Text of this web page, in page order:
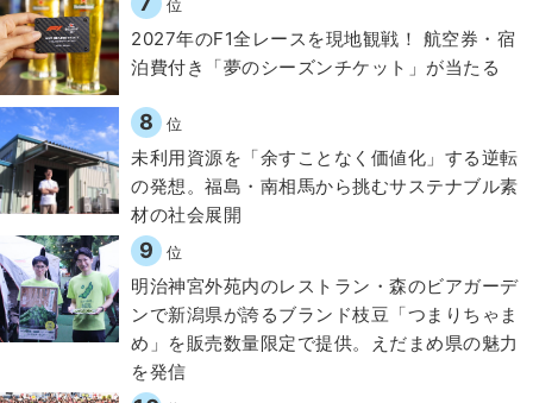
位
2027年のF1全レースを現地観戦！ 航空券・宿
泊費付き「夢のシーズンチケット」が当たる
8 位
​​未利用資源を「余すことなく価値化」する逆転
の発想。福島・南相馬から挑むサステナブル素
材の社会展開​
9 位
明治神宮外苑内のレストラン・森のビアガーデ
ンで新潟県が誇るブランド枝豆「つまりちゃま
め」を販売数量限定で提供。えだまめ県の魅力
を発信